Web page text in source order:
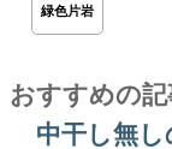
緑色片岩
おすすめの記
中干し無